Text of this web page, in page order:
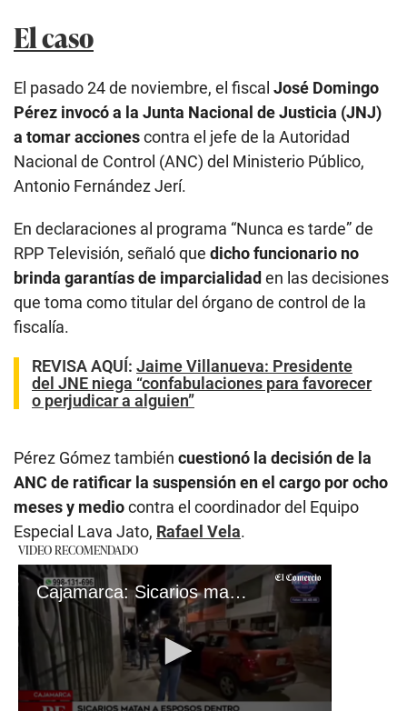
El caso
El pasado 24 de noviembre, el fiscal José Domingo
Pérez invocó a la Junta Nacional de Justicia (JNJ)
a tomar accionescontra el jefe de la Autoridad
Nacional de Control (ANC) del Ministerio Público,
Antonio Fernández Jerí.
En declaraciones al programa “Nunca es tarde” de
RPP Televisión, señaló que dicho funcionario no
brinda garantías de imparcialidaden las decisiones
que toma como titular del órgano de control de la
fiscalía.
REVISA AQUÍ: Jaime Villanueva: Presidente
del JNE niega “confabulaciones para favorecer
o perjudicar a alguien”
Pérez Gómez también cuestionó la decisión de la
ANC de ratificar la suspensión en el cargo por ocho
meses y mediocontra el coordinador del Equipo
Especial Lava Jato, Rafael Vela.
VIDEO RECOMENDADO
Cajamarca: Sicarios matan a esposos dentro de una camioneta